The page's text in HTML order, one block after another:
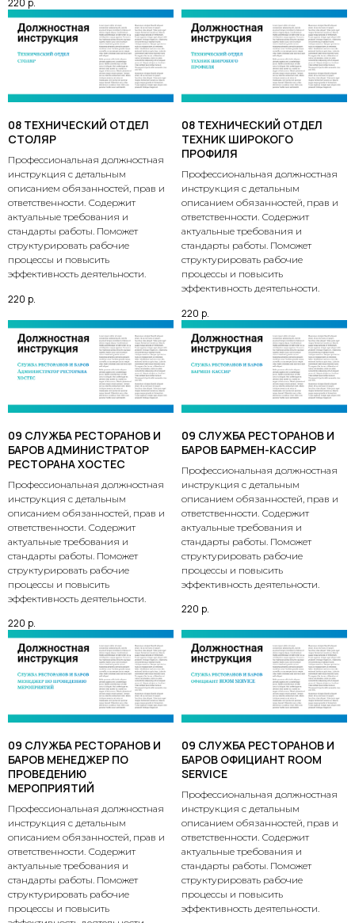
08 ТЕХНИЧЕСКИЙ ОТДЕЛ
СТОЛЯР
Профессиональная должностная
инструкция с детальным
описанием обязанностей, прав и
ответственности. Содержит
актуальные требования и
стандарты работы. Поможет
структурировать рабочие
процессы и повысить
эффективность деятельности.
220 р.
08 ТЕХНИЧЕСКИЙ ОТДЕЛ
ТЕХНИК ШИРОКОГО
ПРОФИЛЯ
Профессиональная должностная
инструкция с детальным
описанием обязанностей, прав и
ответственности. Содержит
актуальные требования и
стандарты работы. Поможет
структурировать рабочие
процессы и повысить
эффективность деятельности.
220 р.
09 СЛУЖБА РЕСТОРАНОВ И
БАРОВ АДМИНИСТРАТОР
РЕСТОРАНА ХОСТЕС
Профессиональная должностная
инструкция с детальным
описанием обязанностей, прав и
ответственности. Содержит
актуальные требования и
стандарты работы. Поможет
структурировать рабочие
процессы и повысить
эффективность деятельности.
220 р.
09 СЛУЖБА РЕСТОРАНОВ И
БАРОВ БАРМЕН-КАССИР
Профессиональная должностная
инструкция с детальным
описанием обязанностей, прав и
ответственности. Содержит
актуальные требования и
стандарты работы. Поможет
структурировать рабочие
процессы и повысить
эффективность деятельности.
220 р.
09 СЛУЖБА РЕСТОРАНОВ И
БАРОВ МЕНЕДЖЕР ПО
ПРОВЕДЕНИЮ
МЕРОПРИЯТИЙ
Профессиональная должностная
инструкция с детальным
описанием обязанностей, прав и
ответственности. Содержит
актуальные требования и
стандарты работы. Поможет
структурировать рабочие
процессы и повысить
09 СЛУЖБА РЕСТОРАНОВ И
БАРОВ ОФИЦИАНТ ROOM
SERVICE
Профессиональная должностная
инструкция с детальным
описанием обязанностей, прав и
ответственности. Содержит
актуальные требования и
стандарты работы. Поможет
структурировать рабочие
процессы и повысить
эффективность деятельности.